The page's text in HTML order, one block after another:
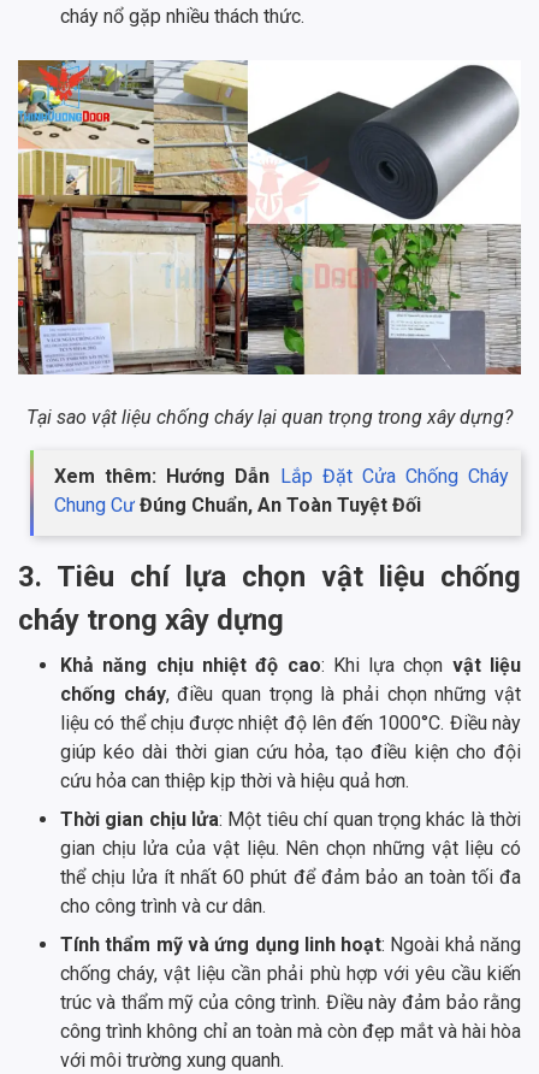
cháy nổ gặp nhiều thách thức.
Tại sao vật liệu chống cháy lại quan trọng trong xây dựng?
Xem thêm: Hướng Dẫn Lắp Đặt Cửa Chống Cháy
Chung Cư Đúng Chuẩn, An Toàn Tuyệt Đối
3. Tiêu chí lựa chọn vật liệu chống
cháy trong xây dựng
Khả năng chịu nhiệt độ cao: Khi lựa chọn vật liệu
chống cháy, điều quan trọng là phải chọn những vật
liệu có thể chịu được nhiệt độ lên đến 1000°C. Điều này
giúp kéo dài thời gian cứu hỏa, tạo điều kiện cho đội
cứu hỏa can thiệp kịp thời và hiệu quả hơn.
Thời gian chịu lửa: Một tiêu chí quan trọng khác là thời
gian chịu lửa của vật liệu. Nên chọn những vật liệu có
thể chịu lửa ít nhất 60 phút để đảm bảo an toàn tối đa
cho công trình và cư dân.
Tính thẩm mỹ và ứng dụng linh hoạt: Ngoài khả năng
chống cháy, vật liệu cần phải phù hợp với yêu cầu kiến
trúc và thẩm mỹ của công trình. Điều này đảm bảo rằng
công trình không chỉ an toàn mà còn đẹp mắt và hài hòa
với môi trường xung quanh.